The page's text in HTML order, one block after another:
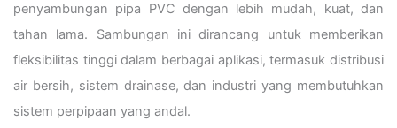
penyambungan pipa PVC dengan lebih mudah, kuat, dan
tahan lama. Sambungan ini dirancang untuk memberikan
fleksibilitas tinggi dalam berbagai aplikasi, termasuk distribusi
air bersih, sistem drainase, dan industri yang membutuhkan
sistem perpipaan yang andal.